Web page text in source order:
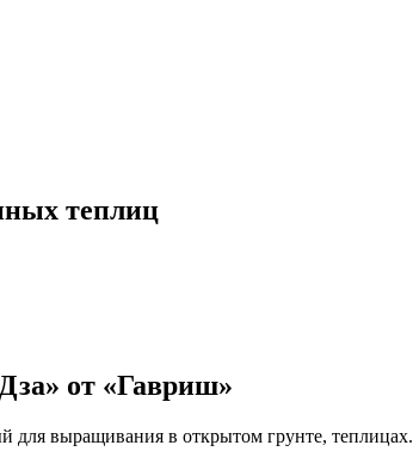
теплиц
от «Гавриш»
для выращивания в открытом грунте, теплицах.